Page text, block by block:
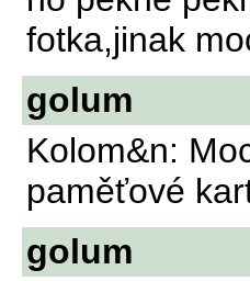
fotka,jinak
golum
Kolom&n:
paměťové
golum